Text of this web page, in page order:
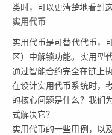
类时，可以更清楚地看到这
实用代币
实用代币是可替代代币，
区）中解锁功能。实用型
通过智能合约完全在链上
在设计实用代币系统时，
的核心问题是什么？我们
式解决它？
实用代币的一些用例，以